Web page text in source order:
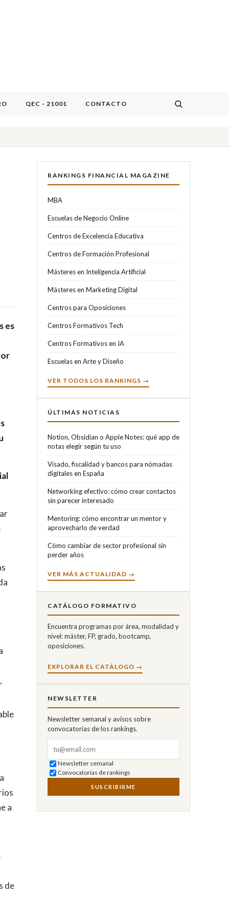
QEC - 21001 CONTACTO
es
a
de
RANKINGS FINANCIAL MAGAZINE
MBA
Escuelas de Negocio Online
Centros de Excelencia Educativa
Centros de Formación Profesional
Másteres en Inteligencia Artificial
Másteres en Marketing Digital
Centros para Oposiciones
Centros Formativos Tech
Centros Formativos en IA
Escuelas en Arte y Diseño
VER TODOS LOS RANKINGS →
ÚLTIMAS NOTICIAS
Notion, Obsidian o Apple Notes: qué app de
notas elegir según tu uso
Visado, fiscalidad y bancos para nómadas
digitales en España
Networking efectivo: cómo crear contactos
sin parecer interesado
Mentoring: cómo encontrar un mentor y
aprovecharlo de verdad
Cómo cambiar de sector profesional sin
perder años
VER MÁS ACTUALIDAD →
CATÁLOGO FORMATIVO
Encuentra programas por área, modalidad y
nivel: máster, FP, grado, bootcamp,
oposiciones.
EXPLORAR EL CATÁLOGO →
NEWSLETTER
Newsletter semanal y avisos sobre
convocatorias de los rankings.
Newsletter semanal
Convocatorias de rankings
SUSCRIBIRME